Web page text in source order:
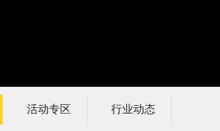
活动专区 行业动态